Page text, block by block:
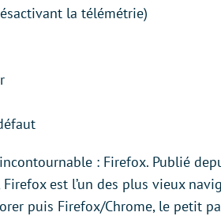
la télémétrie)
: Firefox. Publié
est l’un des plus vieux
puis Firefox/Chrome, le petit